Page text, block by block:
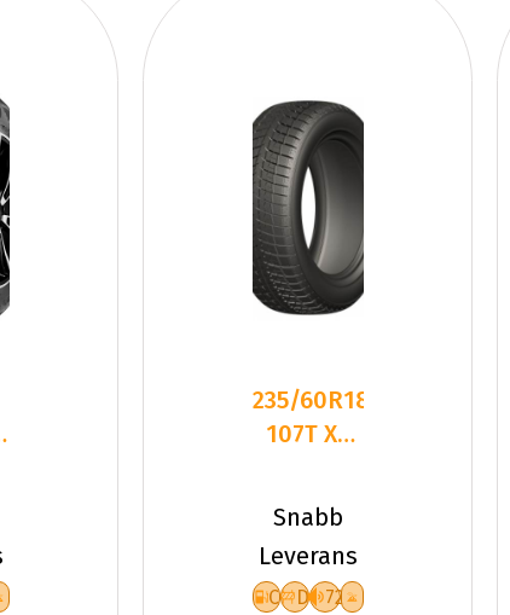
235/60R18
107T XL
WINTER
DEFENDER
Snabb
Leverans
C D 72